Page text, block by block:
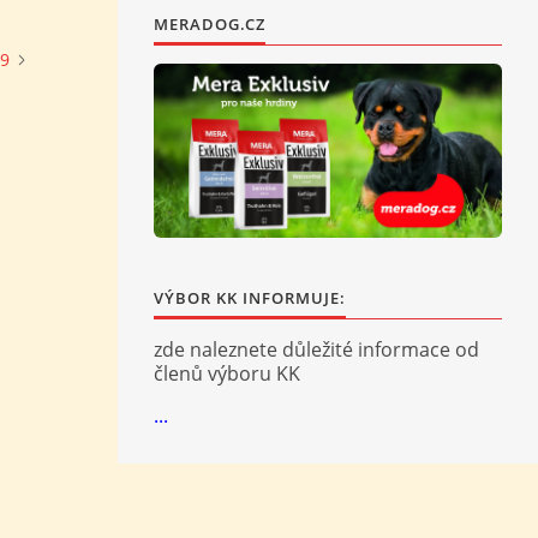
MERADOG.CZ
VÝBOR KK INFORMUJE:
zde naleznete důležité informace od
členů výboru KK
...